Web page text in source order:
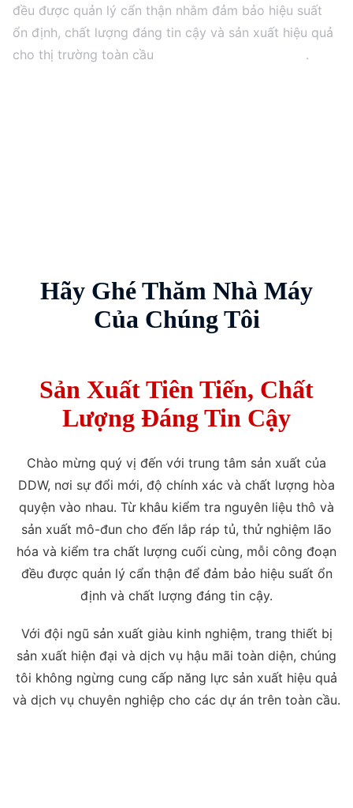
đều được quản lý cẩn thận nhằm đảm bảo hiệu suất
ổn định, chất lượng đáng tin cậy và sản xuất hiệu quả
cho thị trường toàn cầu
.
Hãy Ghé Thăm Nhà Máy
Của Chúng Tôi
Sản Xuất Tiên Tiến, Chất
Lượng Đáng Tin Cậy
Chào mừng quý vị đến với trung tâm sản xuất của
DDW, nơi sự đổi mới, độ chính xác và chất lượng hòa
quyện vào nhau. Từ khâu kiểm tra nguyên liệu thô và
sản xuất mô-đun cho đến lắp ráp tủ, thử nghiệm lão
hóa và kiểm tra chất lượng cuối cùng, mỗi công đoạn
đều được quản lý cẩn thận để đảm bảo hiệu suất ổn
định và chất lượng đáng tin cậy.
Với đội ngũ sản xuất giàu kinh nghiệm, trang thiết bị
sản xuất hiện đại và dịch vụ hậu mãi toàn diện, chúng
tôi không ngừng cung cấp năng lực sản xuất hiệu quả
và dịch vụ chuyên nghiệp cho các dự án trên toàn cầu.